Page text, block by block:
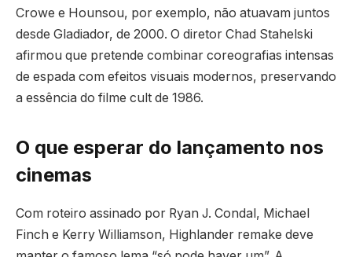
Crowe e Hounsou, por exemplo, não atuavam juntos
desde Gladiador, de 2000. O diretor Chad Stahelski
afirmou que pretende combinar coreografias intensas
de espada com efeitos visuais modernos, preservando
a essência do filme cult de 1986.
O que esperar do lançamento nos
cinemas
Com roteiro assinado por Ryan J. Condal, Michael
Finch e Kerry Williamson, Highlander remake deve